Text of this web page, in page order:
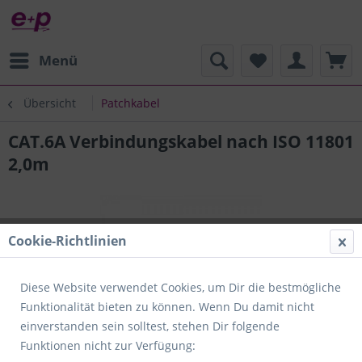
Menü
Übersicht Patchkabel
CAT.6A Verbindungskabel nach ISO 11801
2,0m
Cookie-Richtlinien
Diese Website verwendet Cookies, um Dir die bestmögliche
Funktionalität bieten zu können. Wenn Du damit nicht
einverstanden sein solltest, stehen Dir folgende
Funktionen nicht zur Verfügung: